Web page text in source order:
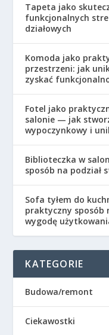
Tapeta jako
funkcjonalnych
działowych
Komoda jako
przestrzeni: jak
zyskać
Fotel jako
salonie — jak
wypoczynkowy i
Biblioteczka w
sposób na podział
Sofa tyłem do
praktyczny sposób
wygodę
KATEGORIE
Budowa/remont
Ciekawostki